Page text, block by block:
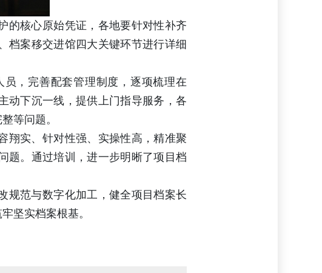
的核心原始凭证，各地要针对性补齐
档案移交进馆四大关键环节进行详细
，完善配套管理制度，逐项梳理在
动下沉一线，提供上门指导服务，各
等问题。
翔实、针对性强、实操性高，精准聚
题。通过培训，进一步明晰了项目档
规范与数字化加工，健全项目档案长
坚实档案根基。